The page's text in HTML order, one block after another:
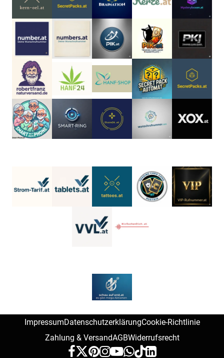
ImpressumDatenschutzerklärungCookie-Richtlinie
Zahlung & VersandAGBWiderrufsrecht